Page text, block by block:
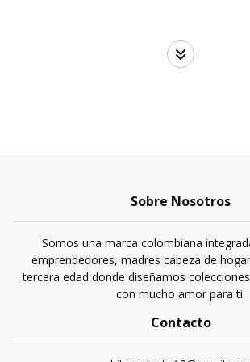
Sobre Nosotros
Somos una marca colombiana
emprendedores, madres cabeza de
tercera edad donde diseñamos
con mucho amor para ti.
Contacto